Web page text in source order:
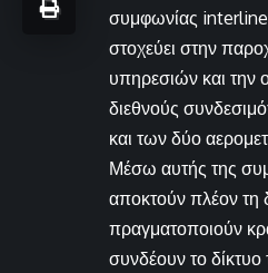
συμφωνίας
στοχεύει στην
υπηρεσιών και την
διεθνούς
και των δύο
Μέσω αυτής της
αποκτούν πλέον τη
πραγματοποιούν
συνδέουν το